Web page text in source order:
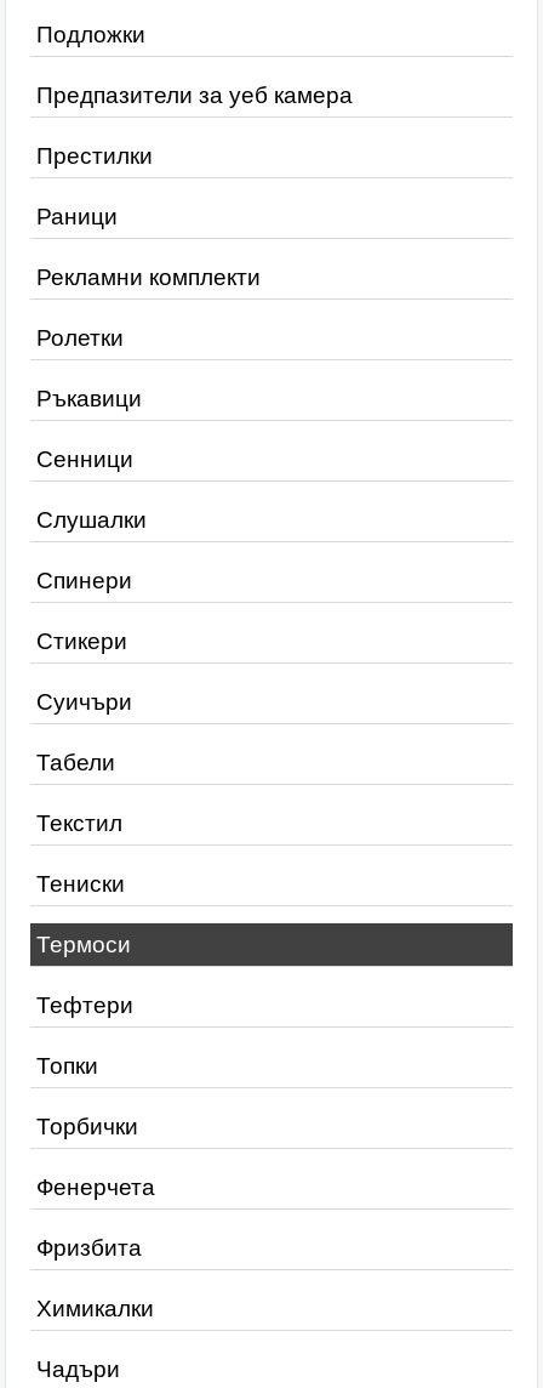
Подложки
Предпазители за уеб камера
Престилки
Раници
Рекламни комплекти
Ролетки
Ръкавици
Сенници
Слушалки
Спинери
Стикери
Суичъри
Табели
Текстил
Тениски
Термоси
Тефтери
Топки
Торбички
Фенерчета
Фризбита
Химикалки
Чадъри